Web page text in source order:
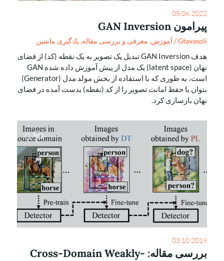
05.06.2022
پیرامون GAN Inversion
Gtavasoli
/آموزش, معرفی و بررسی مقاله, یادگیری ماشین
هدف GAN Inversion تبدیل یک تصویر به یک نقطه (کد) از فضای
نهان (latent space) یک مدل از پیش آموزش داده شده GAN
است، به طوری که با استفاده از بخش مولد مدل (Generator)
بتوان با حفظ امانت تصویر را از کد (نقطه) بدست آمده در فضای
نهان بازسازی کرد.
0
03.10.2019
بررسی مقاله: Cross-Domain Weakly-